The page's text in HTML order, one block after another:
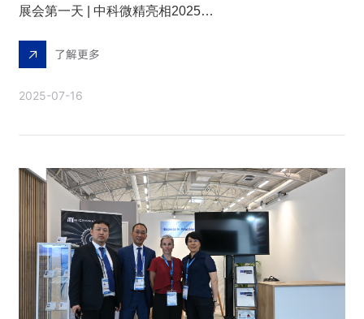
2025-07-16
展会第一天 | 中科微精亮相2025第十二届航空动力和燃气轮机聚焦大会暨展览会
了解更多